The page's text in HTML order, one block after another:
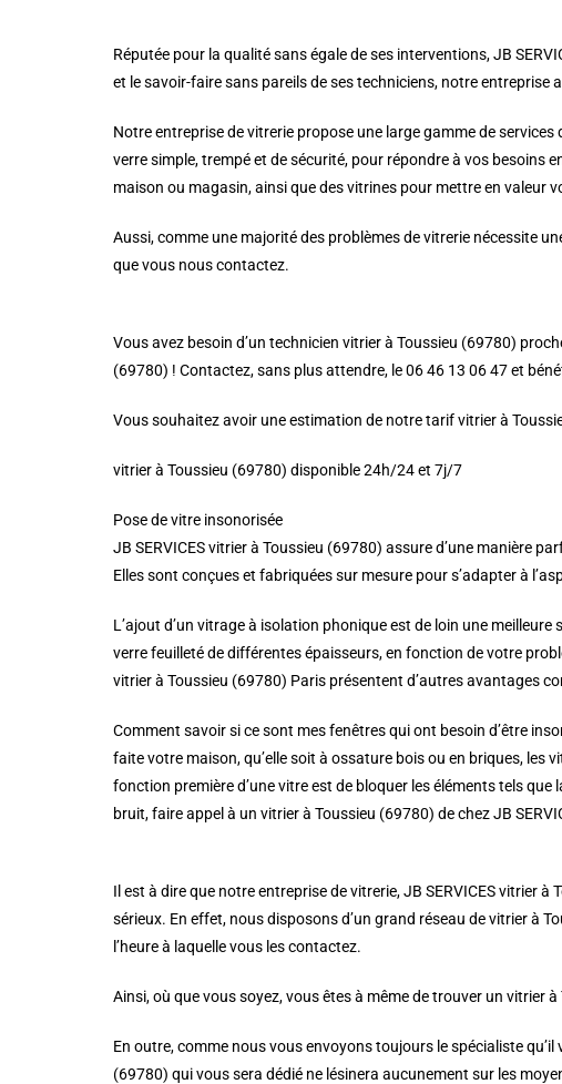
Réputée pour la qualité sans égale de ses interventions, JB
et le savoir-faire sans pareils de ses techniciens, notre entreprise
Notre entreprise de vitrerie propose une large gamme de
verre simple, trempé et de sécurité, pour répondre à vos besoins
maison ou magasin, ainsi que des vitrines pour mettre en valeur
Aussi, comme une majorité des problèmes de vitrerie nécessite
que vous nous contactez.
Vous avez besoin d’un technicien vitrier à Toussieu (69780)
(69780) ! Contactez, sans plus attendre, le 06 46 13 06 47 et
Vous souhaitez avoir une estimation de notre tarif vitrier à
vitrier à Toussieu (69780) disponible 24h/24 et 7j/7
Pose de vitre insonorisée
JB SERVICES vitrier à Toussieu (69780) assure d’une manière
Elles sont conçues et fabriquées sur mesure pour s’adapter à
L’ajout d’un vitrage à isolation phonique est de loin une
verre feuilleté de différentes épaisseurs, en fonction de votre
vitrier à Toussieu (69780) Paris présentent d’autres avantages
Comment savoir si ce sont mes fenêtres qui ont besoin d’être
faite votre maison, qu’elle soit à ossature bois ou en briques, les
fonction première d’une vitre est de bloquer les éléments tels
bruit, faire appel à un vitrier à Toussieu (69780) de chez JB
Il est à dire que notre entreprise de vitrerie, JB SERVICES vitrier
sérieux. En effet, nous disposons d’un grand réseau de vitrier à
l’heure à laquelle vous les contactez.
Ainsi, où que vous soyez, vous êtes à même de trouver un vitrier
En outre, comme nous vous envoyons toujours le spécialiste
(69780) qui vous sera dédié ne lésinera aucunement sur les